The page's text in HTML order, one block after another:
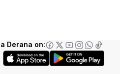
எல் நினோவை எதிர்கொள்ளத்
Derana on: